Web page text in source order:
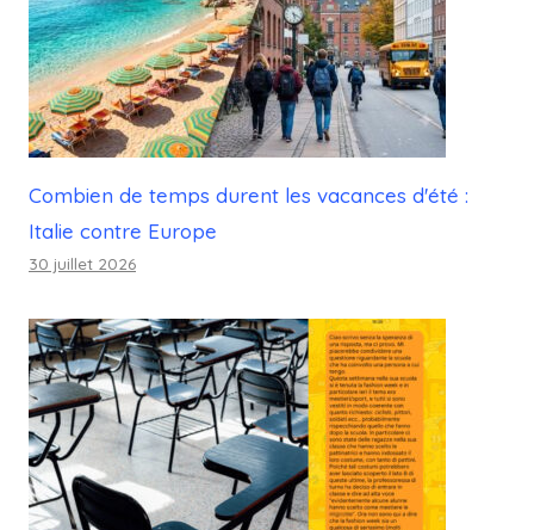
Combien de temps durent les vacances d'été :
Italie contre Europe
30 juillet 2026